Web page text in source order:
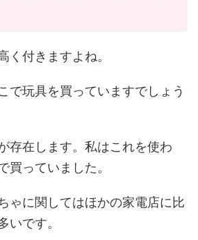
く付きますよね。
で玩具を買っていますでしょう
存在します。私はこれを使わ
買っていました。
ゃに関してはほかの家電店に比
いです。